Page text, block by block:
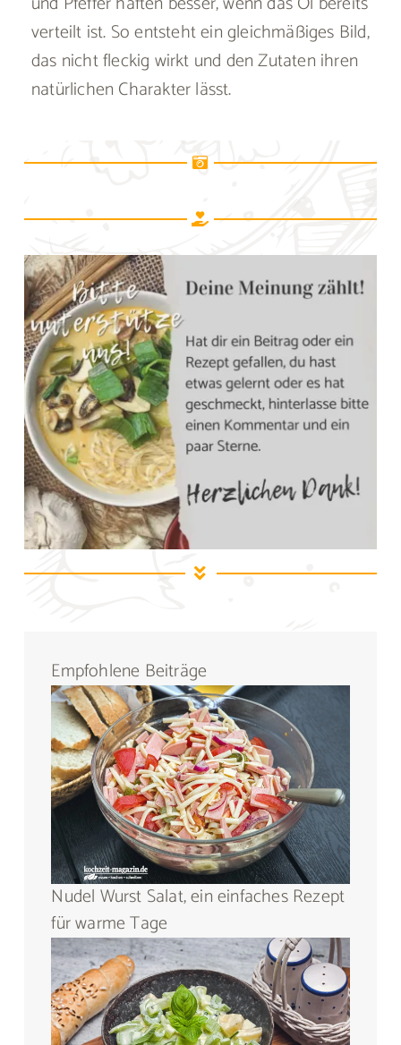
verteilt ist. So entsteht ein gleichmäßiges Bild,
das nicht fleckig wirkt und den Zutaten ihren
natürlichen Charakter lässt.
Empfohlene Beiträge
Nudel Wurst Salat, ein einfaches Rezept
für warme Tage